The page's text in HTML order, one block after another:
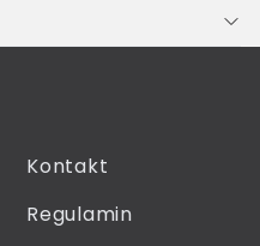
Kontakt
Regulamin